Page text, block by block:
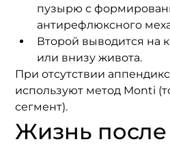
пузырю с
антирефлюксного
Второй выводится на
или внизу живота.
При отсутствии
используют метод Monti
сегмент).
Жизнь после